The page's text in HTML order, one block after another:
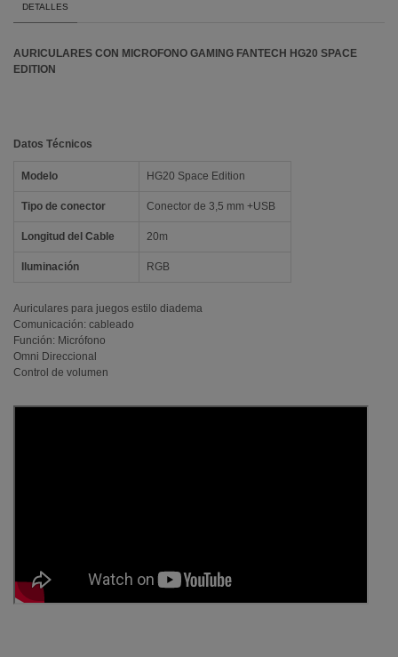
DETALLES
AURICULARES CON MICROFONO GAMING FANTECH HG20 SPACE
EDITION
Datos Técnicos
Modelo HG20 Space Edition
Tipo de conector Conector de 3,5 mm +USB
Longitud del Cable 20m
Iluminación RGB
Auriculares para juegos estilo diadema
Comunicación: cableado
Función: Micrófono
Omni Direccional
Control de volumen